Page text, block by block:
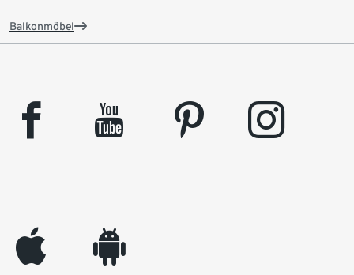
Balkonmöbel
facebook youtube pinterest instagram
appleinc android